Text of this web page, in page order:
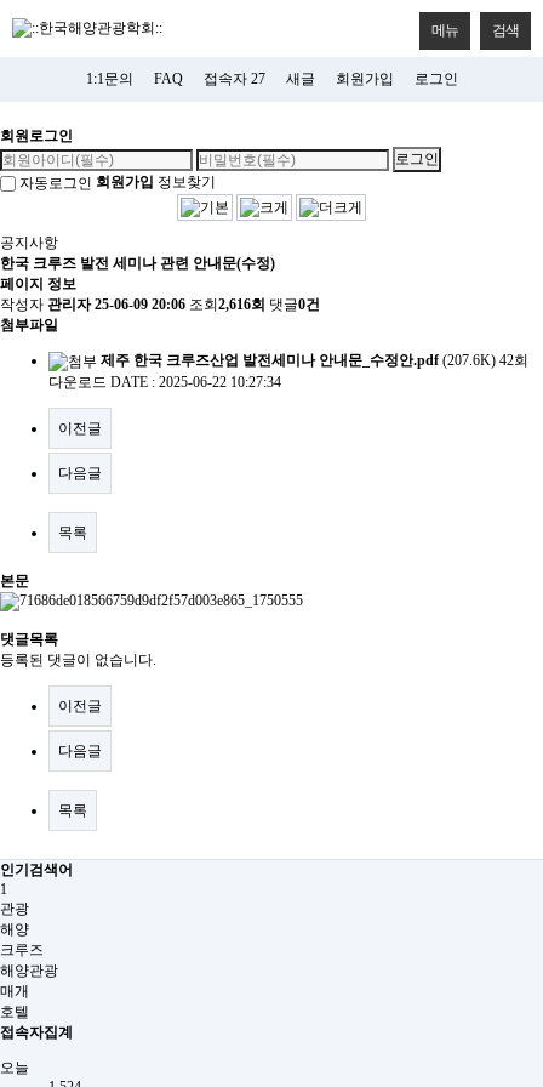
메뉴 검색
1:1문의 FAQ 접속자 27 새글 회원가입 로그인
회원로그인
자동로그인 회원가입 정보찾기
공지사항
한국 크루즈 발전 세미나 관련 안내문(수정)
페이지 정보
작성자 관리자 25-06-09 20:06 조회2,616회 댓글0건
첨부파일
제주 한국 크루즈산업 발전세미나 안내문_수정안.pdf(207.6K) 42회
다운로드 DATE : 2025-06-22 10:27:34
이전글
다음글
목록
본문
댓글목록
등록된 댓글이 없습니다.
이전글
다음글
목록
인기검색어
1
관광
해양
크루즈
해양관광
매개
호텔
접속자집계
오늘